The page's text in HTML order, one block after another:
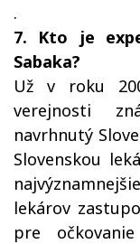
.
7. Kto je
Sabaka?
Už v roku
verejnosti
navrhnutý
Slovenskou
lekárov
pre